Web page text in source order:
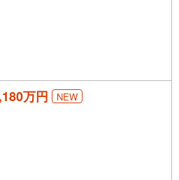
万円 NEW